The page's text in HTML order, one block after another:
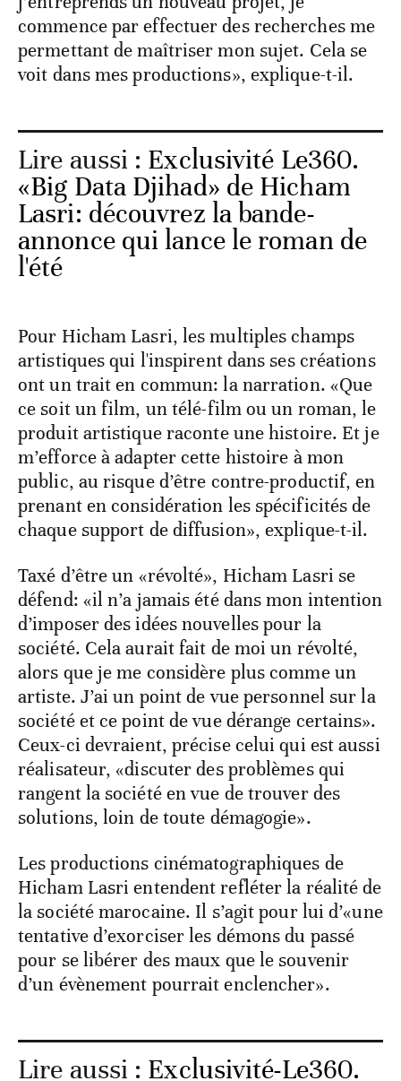
commence par effectuer des recherches me
permettant de maîtriser mon sujet. Cela se
voit dans mes productions», explique-t-il.
Lire aussi : Exclusivité Le360.
«Big Data Djihad» de Hicham
Lasri: découvrez la bande-
annonce qui lance le roman de
l'été
Pour Hicham Lasri, les multiples champs
artistiques qui l'inspirent dans ses créations
ont un trait en commun: la narration. «Que
ce soit un film, un télé-film ou un roman, le
produit artistique raconte une histoire. Et je
m’efforce à adapter cette histoire à mon
public, au risque d’être contre-productif, en
prenant en considération les spécificités de
chaque support de diffusion», explique-t-il.
Taxé d’être un «révolté», Hicham Lasri se
défend: «il n’a jamais été dans mon intention
d’imposer des idées nouvelles pour la
société. Cela aurait fait de moi un révolté,
alors que je me considère plus comme un
artiste. J’ai un point de vue personnel sur la
société et ce point de vue dérange certains».
Ceux-ci devraient, précise celui qui est aussi
réalisateur, «discuter des problèmes qui
rangent la société en vue de trouver des
solutions, loin de toute démagogie».
Les productions cinématographiques de
Hicham Lasri entendent refléter la réalité de
la société marocaine. Il s’agit pour lui d’«une
tentative d’exorciser les démons du passé
pour se libérer des maux que le souvenir
d’un évènement pourrait enclencher».
Lire aussi : Exclusivité-Le360.